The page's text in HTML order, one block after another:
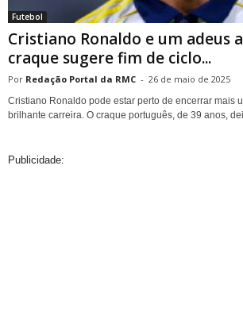
Futebol
Cristiano Ronaldo e um adeus
craque sugere fim de ciclo...
Redação Portal da RMC - 26 de maio de 2025
Cristiano Ronaldo pode estar perto de encerrar mais
brilhante carreira. O craque português, de 39 anos,
Publicidade: